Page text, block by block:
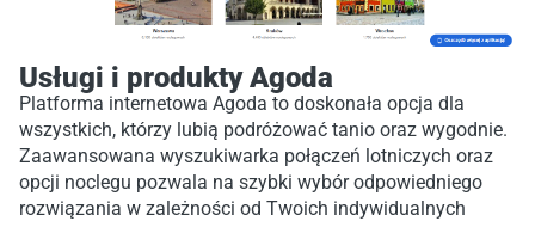
Usługi i produkty Agoda
Platforma internetowa Agoda to doskonała opcja dla
wszystkich, którzy lubią podróżować tanio oraz wygodnie.
Zaawansowana wyszukiwarka połączeń lotniczych oraz
opcji noclegu pozwala na szybki wybór odpowiedniego
rozwiązania w zależności od Twoich indywidualnych